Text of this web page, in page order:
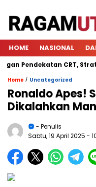
HOME NASIONAL
Pendekatan CRT,
Home / Uncategorized
Ronaldo Apes!
Dikalahkan
- Penulis
Sabtu, 19 April 2025 -